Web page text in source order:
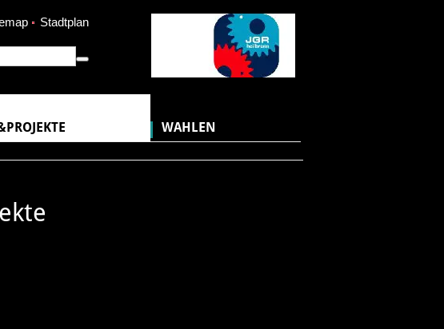
Stadtplan
WAHLEN